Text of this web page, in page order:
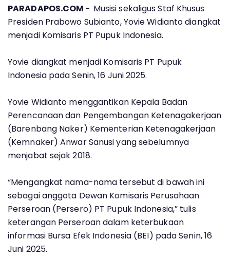
PARADAPOS.COM - Musisi sekaligus Staf Khusus
Presiden Prabowo Subianto, Yovie Widianto diangkat
menjadi Komisaris PT Pupuk Indonesia.
Yovie diangkat menjadi Komisaris PT Pupuk
Indonesia pada Senin, 16 Juni 2025.
Yovie Widianto menggantikan Kepala Badan
Perencanaan dan Pengembangan Ketenagakerjaan
(Barenbang Naker) Kementerian Ketenagakerjaan
(Kemnaker) Anwar Sanusi yang sebelumnya
menjabat sejak 2018.
“Mengangkat nama-nama tersebut di bawah ini
sebagai anggota Dewan Komisaris Perusahaan
Perseroan (Persero) PT Pupuk Indonesia,” tulis
keterangan Perseroan dalam keterbukaan
informasi Bursa Efek Indonesia (BEI) pada Senin, 16
Juni 2025.